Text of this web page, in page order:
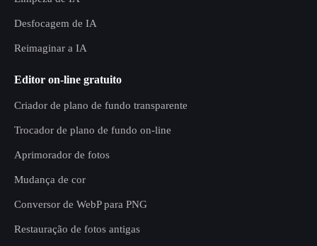
Desfocagem de IA
Reimaginar a IA
Editor on-line gratuito
Criador de plano de fundo transparente
Trocador de plano de fundo on-line
Aprimorador de fotos
Mudança de cor
Conversor de WebP para PNG
Restauração de fotos antigas